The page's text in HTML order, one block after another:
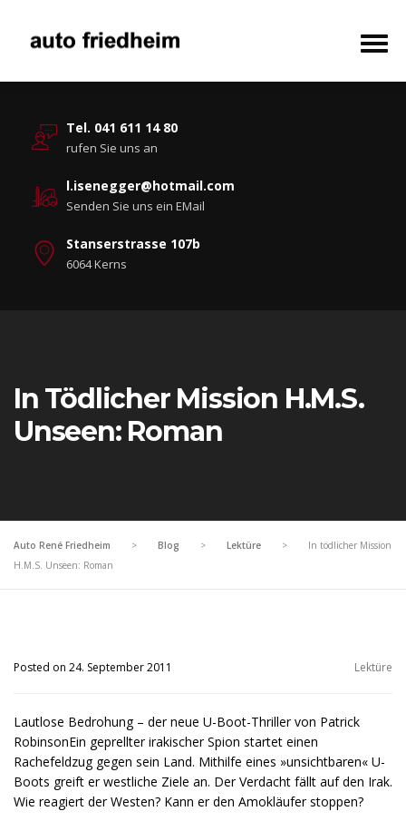
Tel. 041 611 14 80
rufen Sie uns an
l.isenegger@hotmail.com
Senden Sie uns ein EMail
Stanserstrasse 107b
6064 Kerns
In Tödlicher Mission H.M.S.
Unseen: Roman
Auto René Friedheim > Blog > Lektüre >
In tödlicher Mission
H.M.S. Unseen: Roman
Posted on 24. September 2011 Lektüre
Lautlose Bedrohung – der neue U-Boot-Thriller von Patrick
RobinsonEin geprellter irakischer Spion startet einen
Rachefeldzug gegen sein Land. Mithilfe eines »unsichtbaren« U-
Boots greift er westliche Ziele an. Der Verdacht fällt auf den Irak.
Wie reagiert der Westen? Kann er den Amokläufer stoppen?